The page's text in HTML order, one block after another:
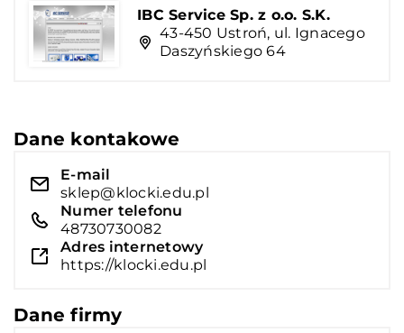
IBC Service Sp. z o.o. S.K.
43-450 Ustroń, ul. Ignacego
Daszyńskiego 64
Dane kontakowe
E-mail
sklep@klocki.edu.pl
Numer telefonu
48730730082
Adres internetowy
https://klocki.edu.pl
Dane firmy